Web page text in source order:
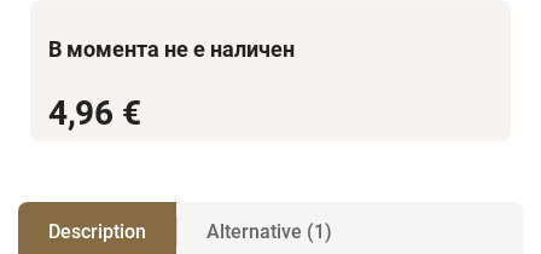
4,96 €
В момента не е наличен
Description Alternative (1)